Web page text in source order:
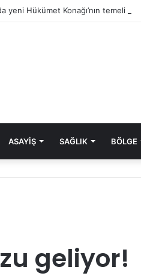
yeni Hükümet Konağı’nın temeli atıldı
ASAYIŞ SAĞLIK BÖLGE
geliyor!